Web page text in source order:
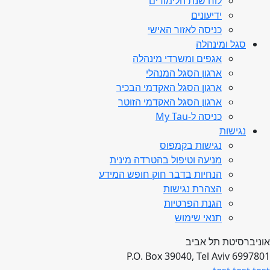
ידיעונים
כניסה לאזור האישי
סגל ומינהלה
אגפים ומשרדי מינהלה
ארגון הסגל המנהלי
ארגון הסגל האקדמי הבכיר
ארגון הסגל האקדמי הזוטר
כניסה ל-My Tau
נגישות
נגישות בקמפוס
מניעה וטיפול בהטרדה מינית
הנחיות בדבר חוק חופש המידע
הצהרת נגישות
הגנת הפרטיות
תנאי שימוש
אוניברסיטת תל אביב
P.O. Box 39040, Tel Aviv 6997801